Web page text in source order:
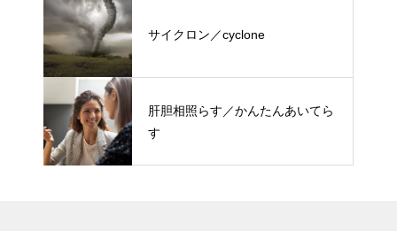
サイクロン／cyclone
肝胆相照らす／かんたんあいてら
す